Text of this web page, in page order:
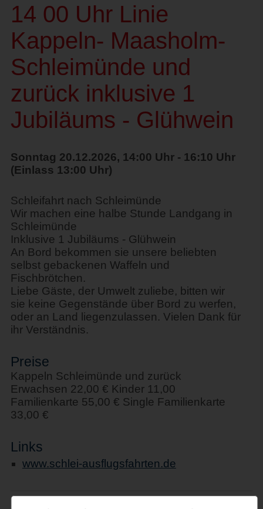
14 00 Uhr Linie
Kappeln- Maasholm-
Schleimünde und
zurück inklusive 1
Jubiläums - Glühwein
Sonntag 20.12.2026, 14:00 Uhr - 16:10 Uhr
(Einlass 13:00 Uhr)
Schleifahrt nach Schleimünde
Wir machen eine halbe Stunde Landgang in
Schleimünde
Inklusive 1 Jubiläums - Glühwein
An Bord bekommen sie unsere beliebten
selbst gebackenen Waffeln und
Fischbrötchen.
Liebe Gäste, der Umwelt zuliebe, bitten wir
sie keine Gegenstände über Bord zu werfen,
oder an Land liegenzulassen. Vielen Dank für
ihr Verständnis.
Preise
Kappeln Schleimünde und zurück
Erwachsen 22,00 € Kinder 11,00
Familienkarte 55,00 € Single Familienkarte
33,00 €
Links
www.schlei-ausflugsfahrten.de